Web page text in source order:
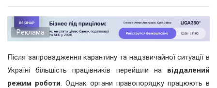
Реклама
Після запровадження карантину та надзвичайної ситуації в
Україні більшість працівників перейшли на віддалений
режим роботи. Однак органи правопорядку працюють в